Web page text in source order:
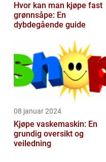
Hvor kan man kjøpe fast
grønnsåpe: En
dybdegående guide
08 januar 2024
Kjøpe vaskemaskin: En
grundig oversikt og
veiledning